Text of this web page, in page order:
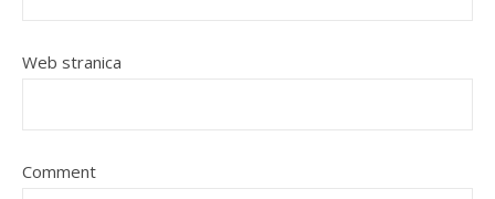
Web stranica
Comment